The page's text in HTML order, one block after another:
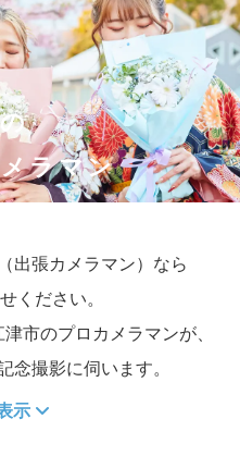
ラマン
出張カメラマン）なら
ください。
市のプロカメラマンが、
念撮影に伺います。
示